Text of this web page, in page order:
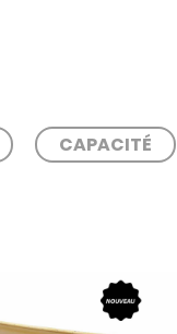
CAPACITÉ